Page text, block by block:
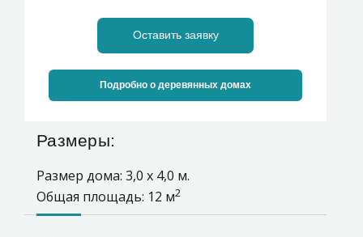
Оставить заявку
Подробно о деревянных домах
Размеры:
Размер дома: 3,0 х 4,0 м.
Общая площадь: 12 м2